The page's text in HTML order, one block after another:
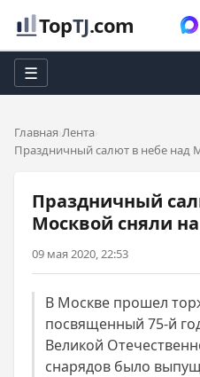
TopTJ.com
☰
Главная Лента
Праздничный салют в небе над
Праздничный
Москвой сняли
09 мая 2020, 22:53
В Москве прошел
посвященный 75-й
Великой
снарядов было